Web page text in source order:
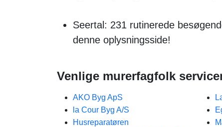
Seertal: 231 rutinerede
denne oplysningsside!
Venlige murerfagfolk
AKO Byg ApS
la Cour Byg A/S
Husreparatøren